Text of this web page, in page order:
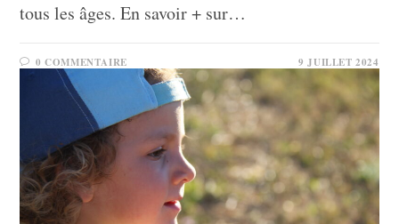
tous les âges. En savoir + sur…
0 COMMENTAIRE 9 JUILLET 2024